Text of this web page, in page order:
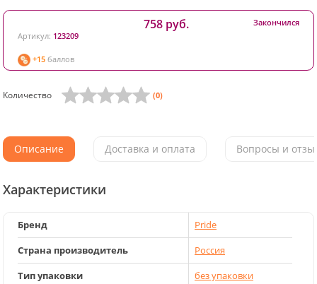
Артикул: 123209
+15 баллов
758 руб. Закончился
Количество (0)
Описание Доставка и оплата Вопросы и
Характеристики
Бренд
Pride
Страна производитель
Россия
Тип упаковки
без упаковки